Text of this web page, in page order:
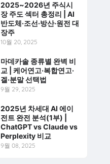
2025~2026년 주식시
장 주도 섹터 총정리 | AI
반도체·조선·방산·원전 대
장주
10월 20, 2025
마데카솔 종류별 완벽 비
교 | 케어연고·복합연고·
겔·분말 선택법
9월 29, 2025
2025년 차세대 AI 에이
전트 완전 분석(1부) |
ChatGPT vs Claude vs
Perplexity 비교
9월 08, 2025